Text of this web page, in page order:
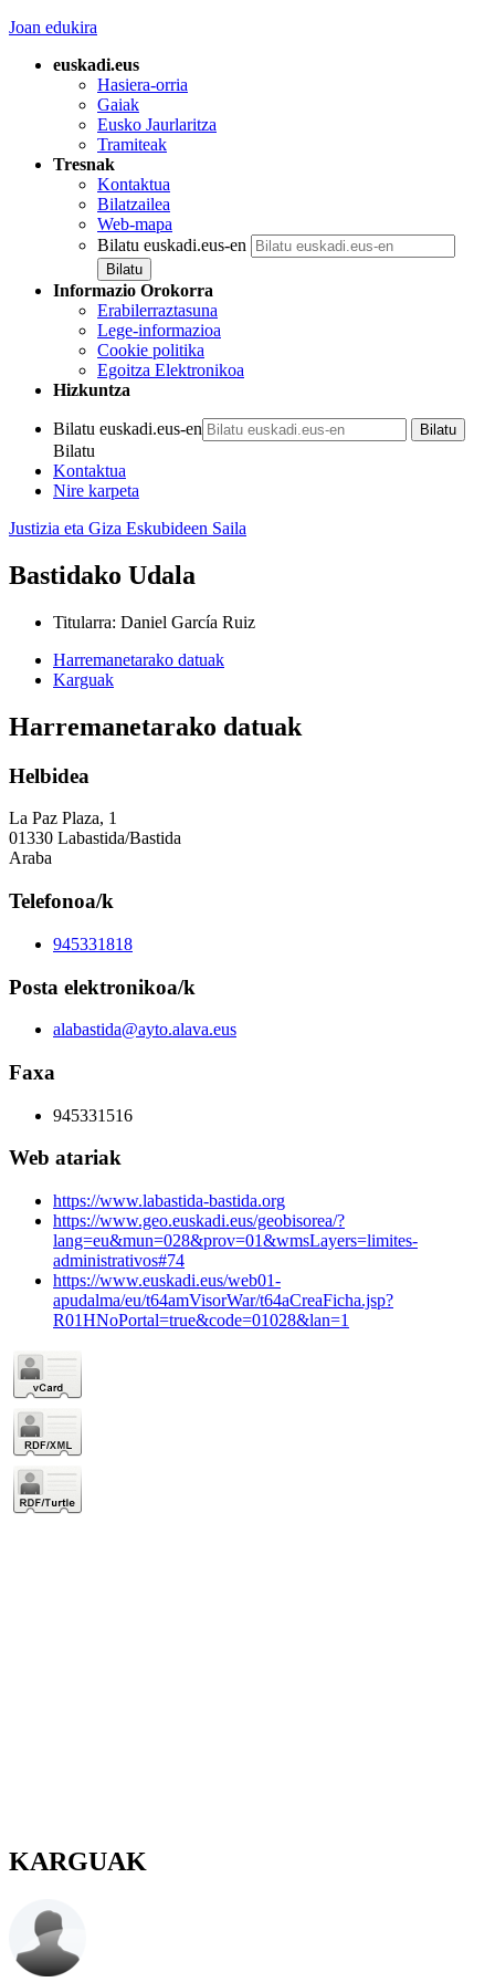
Joan edukira
euskadi.eus
Hasiera-orria
Gaiak
Eusko Jaurlaritza
Tramiteak
Tresnak
Kontaktua
Bilatzailea
Web-mapa
Bilatu euskadi.eus-en
Informazio Orokorra
Erabilerraztasuna
Lege-informazioa
Cookie politika
Egoitza Elektronikoa
Hizkuntza
Bilatu euskadi.eus-en
Bilatu
Kontaktua
Nire karpeta
Justizia eta Giza Eskubideen Saila
Bastidako Udala
Titularra: Daniel García Ruiz
Harremanetarako datuak
Karguak
Harremanetarako datuak
Helbidea
La Paz Plaza, 1
01330 Labastida/Bastida
Araba
Telefonoa/k
945331818
Posta elektronikoa/k
alabastida@ayto.alava.eus
Faxa
945331516
Web atariak
https://www.labastida-bastida.org
https://www.geo.euskadi.eus/geobisorea/?
lang=eu&mun=028&prov=01&wmsLayers=limites-
administrativos#74
https://www.euskadi.eus/web01-
apudalma/eu/t64amVisorWar/t64aCreaFicha.jsp?
R01HNoPortal=true&code=01028&lan=1
KARGUAK